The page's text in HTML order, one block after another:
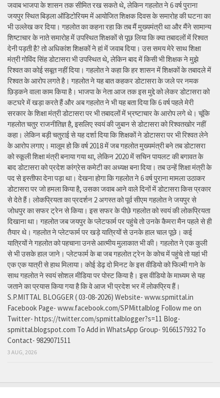
जवाब भाजपा के शासन तक सीमित रख सकते थे, लेकिन गहलोत ने 6 वर्ष पुराना
जयपुर स्थित बिड़ला ऑडिटोरियम में आयोजित शिक्षक दिवस के समारोह की घटना का
भी उल्लेख कर दिया। गहलोत का कहना रहा कि तब मैं मुख्यमंत्री था और मैंने सामान्य
शिष्टाचार के नाते समारोह में उपस्थित शिक्षकों से पूछ लिया कि क्या तबादलों में रिश्वत
देनी पड़ती है? तो अधिकांश शिक्षकों ने हां में जवाब दिया। उस समय मेरे साथ शिक्षा
मंत्री गोविंद सिंह डोटासरा भी उपस्थित थे, लेकिन बाद में किसी भी शिक्षक ने मुझे
रिश्वत का कोई सबूत नहीं दिया। गहलोत ने कहा कि हर शासन में शिक्षकों के तबादले में
रिश्वत के आरोप लगते है। गहलोत ने यह बात कहकर डोटासरा के जले पर नमक
छिड़कने वाला काम किया है। भाजपा के नेता आज तक इस मुद्दे को लेकर डोटासरा को
कटघरे में खड़ा करते हैं और अब गहलोत ने भी यह बता दिया कि 6 वर्ष पहले मेरी
सरकार के शिक्षा मंत्री डोटासरा पर भी तबादलों में भ्रष्टाचार के आरोप लगे थे। चूंकि
गहलोत चतुर राजनीतिज्ञ है, इसलिए स्वयं की जुबान से डोटासरा को रिश्वतखोर नहीं
कहा। लेकिन बड़ी चतुराई से यह दर्शा दिया कि शिक्षकों ने डोटासरा पर भी रिश्वत लेने
के आरोप लगाए। मालूम हो कि वर्ष 2018 में जब गहलोत मुख्यमंत्री बने तब डोटासरा
को स्कूली शिक्षा मंत्री बनाया गया था, लेकिन 2020 में सचिन पायलट की बगावत के
बाद डोटासरा को प्रदेश कांग्रेस कमेटी का अध्यक्ष बना दिया। तब उन्हें शिक्षा मंत्री के
पद से इस्तीफा देना पड़ा था। देखना होगा कि गहलोत ने 6 वर्ष पुराना मामला उठाकर
डोटासरा पर जो हमला किया है, उसका जवाब आने वाले दिनों में डोटासरा किस प्रकार
से देते हैं। लोकप्रियता का प्रदर्शन 2 अगस्त को पूर्व सीएम गहलोत ने जयपुर से
जोधपुर का सफर ट्रेन से किया। इस सफर के पीछे गहलोत को स्वयं की लोकप्रियता
दिखाना था। गहलोत जब जयपुर के प्लेटफार्म पर पहुंचे तो उनके कैमरा मैन पहले से ही
तैयार थे। गहलोत ने प्लेटफार्म पर खड़े यात्रियों से उनके हाल चाल पूछे। कई
यात्रियों ने गहलोत को पहचाना उनसे आत्मीय मुलाकात भी की। गहलोत ने एक कुली
से भी उसके हाल जाने। प्लेटफार्म के बा जब गहलोत ट्रेन के कोच में पहुंचे तो यहां भी
एक एक यात्री से हाथ मिलाया। कोई डेढ़ दो मिनट के इस वीडियो को फिल्मी गाने के
साथ गहलोत ने स्वयं सोशल मीडिया पर पोस्ट किया है। इस वीडियो के माध्यम से यह
जताने का प्रयास किया गया है कि वे आज भी प्रदेश भर में लोकप्रिय हैं।
S.P.MITTAL BLOGGER ( 03-08-2026) Website- www.spmittal.in
Facebook Page- www.facebook.com/SPMittalblog Follow me on
Twitter- https://twitter.com/spmittalblogger?s=11 Blog-
spmittal.blogspot.com To Add in WhatsApp Group- 9166157932 To
Contact- 9829071511
3 AUG, 2026